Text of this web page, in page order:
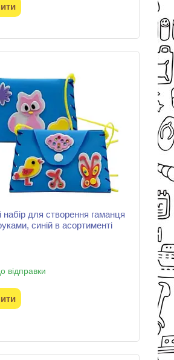
набір для створення гаманця
синій в асортименті
відправки